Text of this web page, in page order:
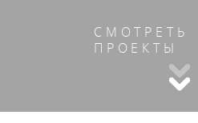
СМОТРЕТЬ
ПРОЕКТЫ